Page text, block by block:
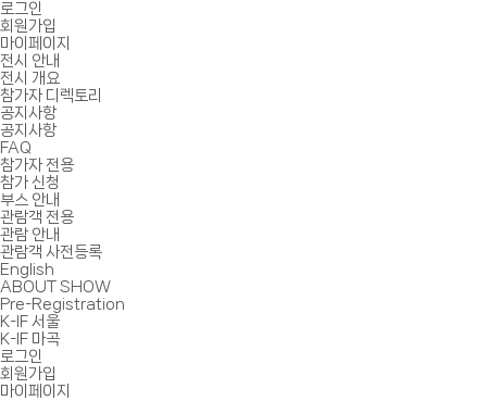
로그인
회원가입
마이페이지
전시 안내
전시 개요
참가자 디렉토리
공지사항
공지사항
FAQ
참가자 전용
참가 신청
부스 안내
관람객 전용
관람 안내
관람객 사전등록
English
ABOUT SHOW
Pre-Registration
K-IF 서울
K-IF 마곡
로그인
회원가입
마이페이지